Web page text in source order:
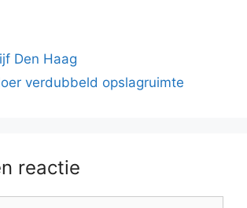
Den Haag
verdubbeld opslagruimte
reactie